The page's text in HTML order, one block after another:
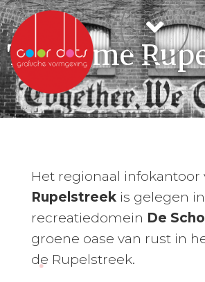
Toerisme
Het regionaal infokantoor
Rupelstreek is gelegen
recreatiedomein De
groene oase van rust in
de Rupelstreek.